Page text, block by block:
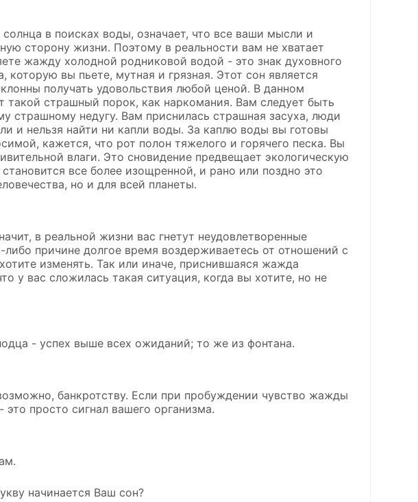
в поисках воды, означает, что все ваши мысли и
сторону жизни. Поэтому в реальности вам не хватает
жажду холодной родниковой водой - это знак духовного
вы пьете, мутная и грязная. Этот сон является
получать удовольствия любой ценой. В данном
такой страшный порок, как наркомания. Вам следует быть
страшному недугу. Вам приснилась страшная засуха, люди
и нельзя найти ни капли воды. За каплю воды вы готовы
кажется, что рот полон тяжелого и горячего песка. Вы
влаги. Это сновидение предвещает экологическую
все более изощренной, и рано или поздно это
но и для всей планеты.
в реальной жизни вас гнетут неудовлетворенные
причине долгое время воздерживаетесь от отношений с
изменять. Так или иначе, приснившаяся жажда
у вас сложилась такая ситуация, когда вы хотите, но не
- успех выше всех ожиданий; то же из фонтана.
банкротству. Если при пробуждении чувство жажды
просто сигнал вашего организма.
начинается Ваш сон?